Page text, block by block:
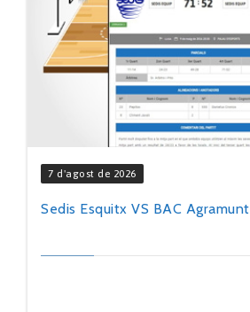
7 d'agost de 2026
Sedis Esquitx VS BAC Agramunt